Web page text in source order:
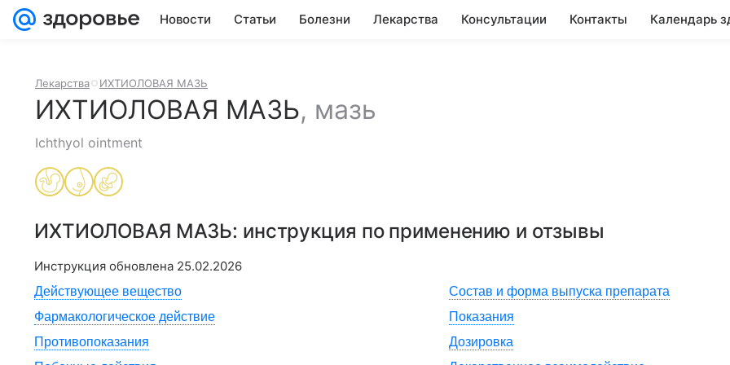
Новости Статьи Болезни Лекарства Консультации Контакты Календарь
Лекарства ИХТИОЛОВАЯ МАЗЬ
ИХТИОЛОВАЯ МАЗЬ, мазь
Ichthyol ointment
ИХТИОЛОВАЯ МАЗЬ: инструкция по применению и отзывы
Инструкция обновлена 25.02.2026
Действующее вещество
Состав и форма выпуска препарата
Фармакологическое действие
Показания
Противопоказания
Дозировка